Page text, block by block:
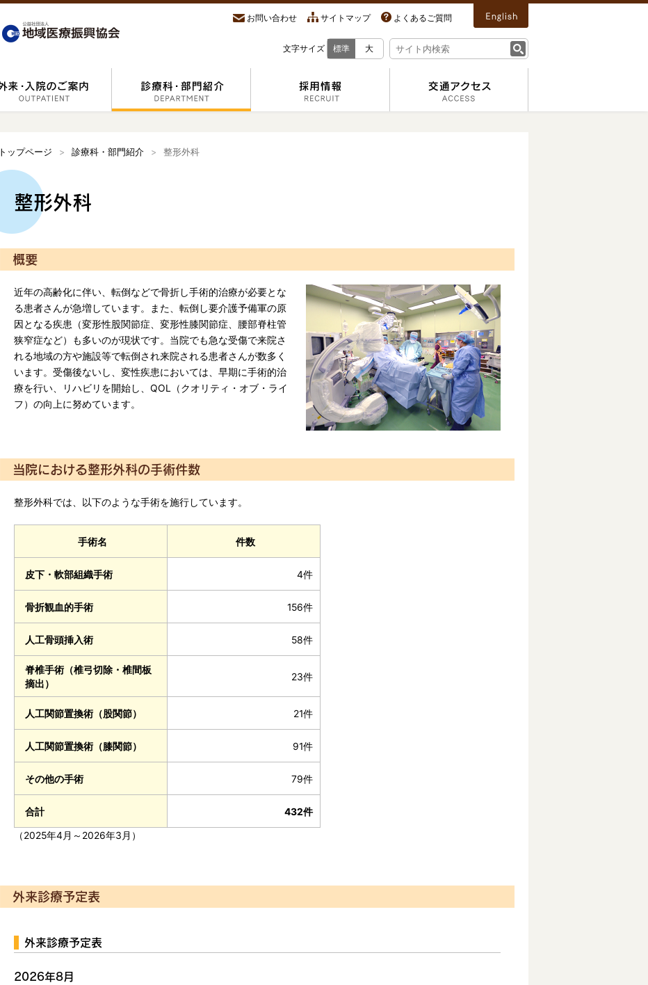
お問い合わせ サイトマップ よくあるご質問
文字サイズ 標準 大
トップページ 診療科・部門紹介 整形外科
整形外科
概要
近年の高齢化に伴い、転倒などで骨折し手術的治療が必要とな
る患者さんが急増しています。また、転倒し要介護予備軍の原
因となる疾患（変形性股関節症、変形性膝関節症、腰部脊柱管
狭窄症など）も多いのが現状です。当院でも急な受傷で来院さ
れる地域の方や施設等で転倒され来院される患者さんが数多く
います。受傷後ないし、変性疾患においては、早期に手術的治
療を行い、リハビリを開始し、QOL（クオリティ・オブ・ライ
フ）の向上に努めています。
当院における整形外科の手術件数
整形外科では、以下のような手術を施行しています。
手術名 件数
皮下・軟部組織手術 4件
骨折観血的手術 156件
人工骨頭挿入術 58件
脊椎手術（椎弓切除・椎間板
摘出）
23件
人工関節置換術（股関節） 21件
人工関節置換術（膝関節） 91件
その他の手術 79件
合計 432件
（2025年4月～2026年3月）
外来診療予定表
外来診療予定表
2026年8月